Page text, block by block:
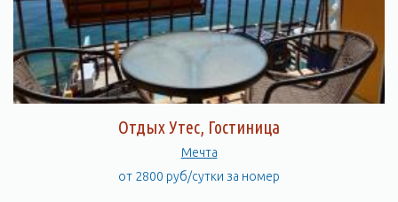
Отдых Утес, Гостиница
Мечта
от 2800 руб/сутки за номер